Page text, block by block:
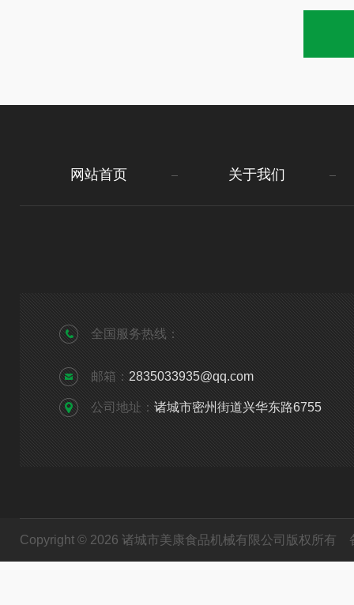
网站首页 关于我们
全国服务热线：
邮箱： 2835033935@qq.com
公司地址： 诸城市密州街道兴华东路6755
Copyright © 2026 诸城市美康食品机械有限公司版权所有